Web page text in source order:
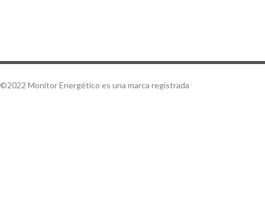
©2022 Monitor Energético es una marca registrada